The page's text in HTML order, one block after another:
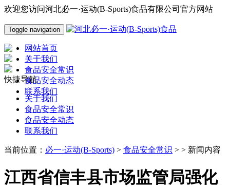
欢迎您访问河北必一·运动(B-Sports)食品有限公司官方网站
Toggle navigation
网站首页
关于我们
食品安全常识
食品安全动态
联系我们
快捷导航
关于我们
食品安全常识
食品安全动态
联系我们
当前位置： 必一·运动(B-Sports) > 食品安全常识 > > 新闻内容
江西省信丰县市场监管局强化